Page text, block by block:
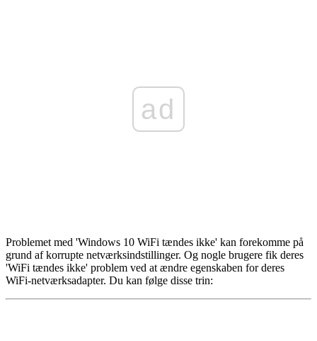
ad
Problemet med 'Windows 10 WiFi tændes ikke' kan forekomme på
grund af korrupte netværksindstillinger. Og nogle brugere fik deres
'WiFi tændes ikke' problem ved at ændre egenskaben for deres
WiFi-netværksadapter. Du kan følge disse trin: